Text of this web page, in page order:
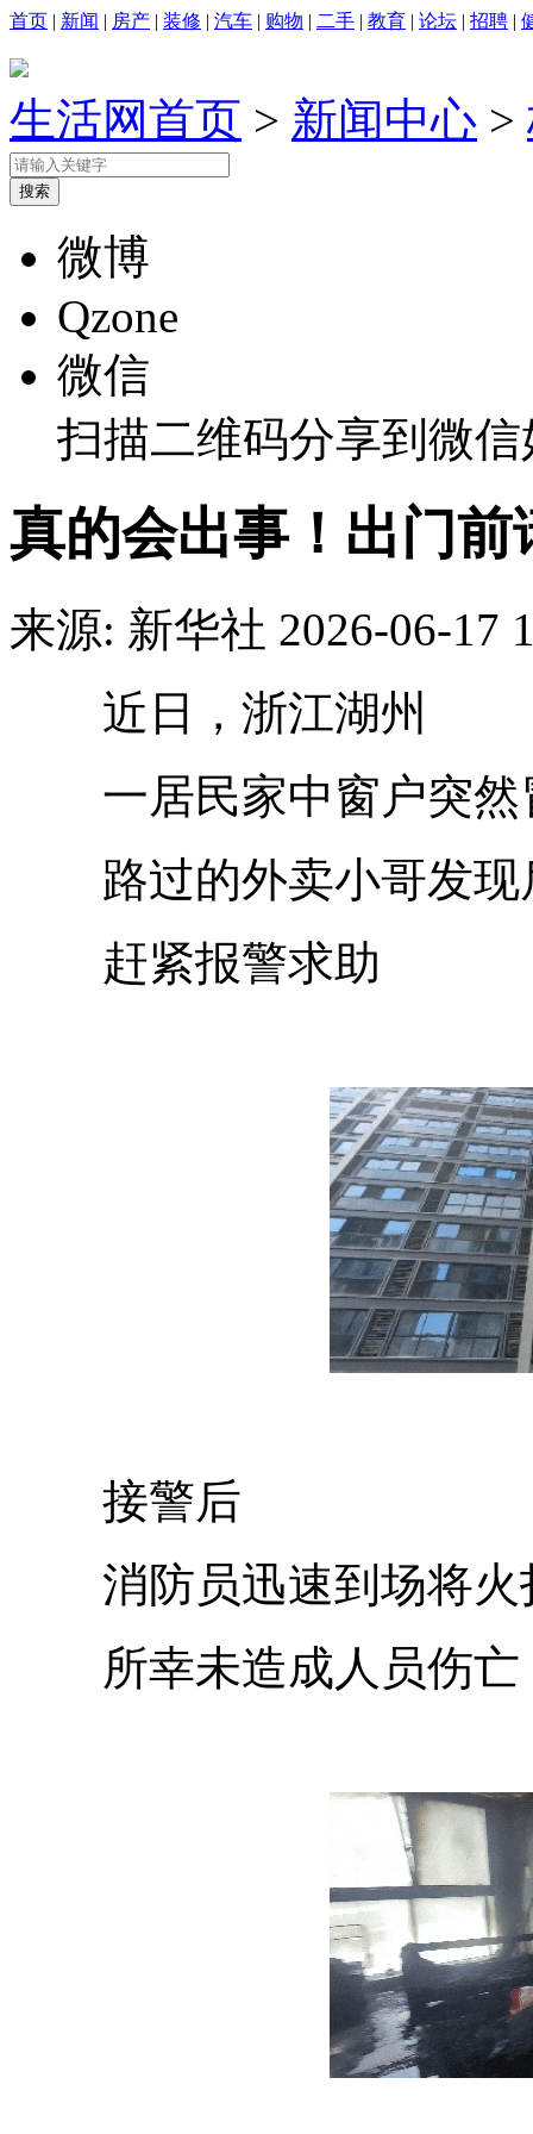
首页 | 新闻 | 房产 | 装修 | 汽车 | 购物 | 二手 | 教育 | 论坛 | 招聘 |
生活网首页 > 新闻中心 >
微博
Qzone
微信
扫描二维码分享到微
真的会出事！出门前
来源: 新华社 2026-06-17
近日，浙江湖州
一居民家中窗户突然
路过的外卖小哥发现
赶紧报警求助
接警后
消防员迅速到场将火
所幸未造成人员伤亡